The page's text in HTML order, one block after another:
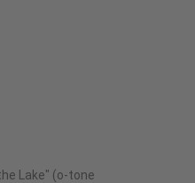
Lake" (o-tone